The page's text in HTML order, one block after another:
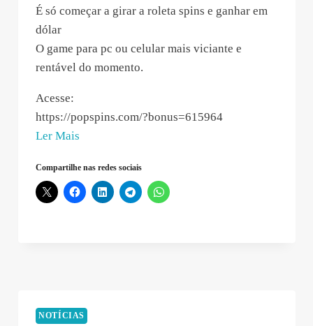
É só começar a girar a roleta spins e ganhar em
dólar
O game para pc ou celular mais viciante e
rentável do momento.
Acesse:
https://popspins.com/?bonus=615964
Ler Mais
–
2019-
Compartilhe nas redes sociais
NOTÍCIAS